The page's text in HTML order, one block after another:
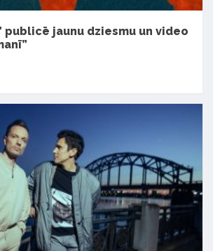
publicē jaunu dziesmu un video